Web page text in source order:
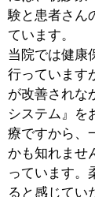
で、辛い症状から
去のトラウマが原
いた患者というのが
ものを口に入れる
の不快感に悩んで
ーシステム』によ
が治まったんです
こともありました
けですから、驚きと
もう一つ、『ワー
療法である“ワープ
この治療法によっ
た、という結果が